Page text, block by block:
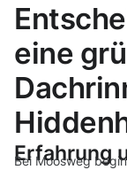
eine
Erfahrung
Bei Moosweg